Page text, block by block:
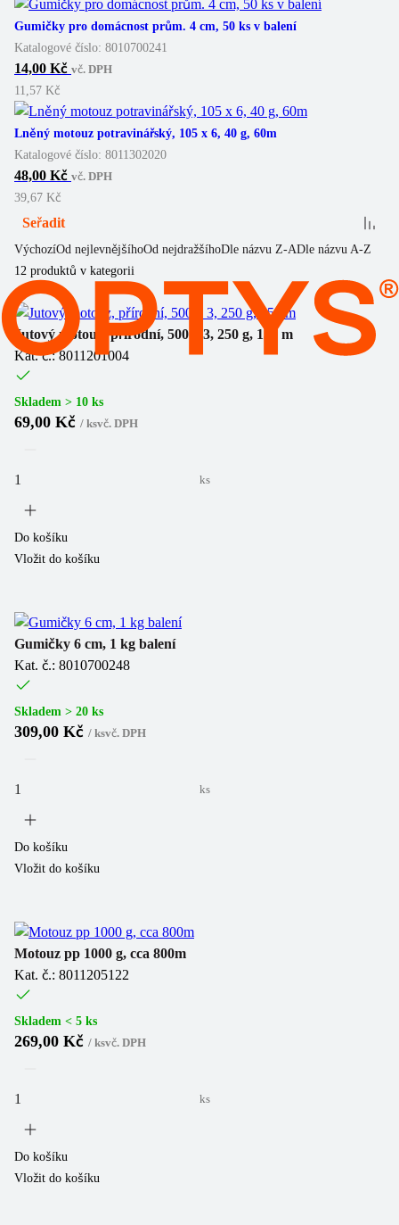
Gumičky pro domácnost prům. 4 cm, 50 ks v balení
Katalogové číslo: 8010700241
14,00 Kč vč. DPH
11,57 Kč
Lněný motouz potravinářský, 105 x 6, 40 g, 60m
Katalogové číslo: 8011302020
48,00 Kč vč. DPH
39,67 Kč
Seřadit
VýchozíOd nejlevnějšíhoOd nejdražšíhoDle názvu Z-ADle názvu A-Z
12 produktů v kategorii
Jutový motouz, přírodní, 500 x 3, 250 g, 150 m
Kat. č.: 8011201004
Skladem > 10 ks
69,00 Kč / ksvč. DPH
ks
Do košíku
Vložit do košíku
Gumičky 6 cm, 1 kg balení
Kat. č.: 8010700248
Skladem > 20 ks
309,00 Kč / ksvč. DPH
ks
Do košíku
Vložit do košíku
Motouz pp 1000 g, cca 800m
Kat. č.: 8011205122
Skladem < 5 ks
269,00 Kč / ksvč. DPH
ks
Do košíku
Vložit do košíku